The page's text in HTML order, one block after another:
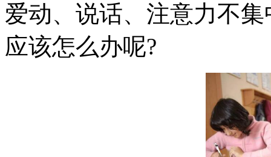
爱动、说话、注意力不
应该怎么办呢?